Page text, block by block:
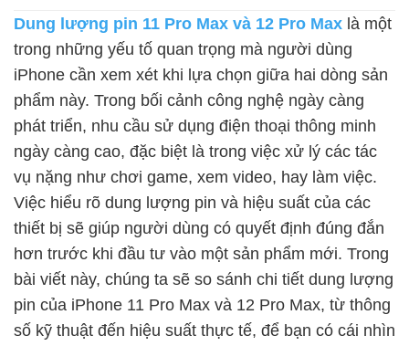
Màn hình Xiaomi Màn hình Vivo
Màn hình Vsmart Màn hình Google Pixel
Thay pin
Pin iPhone Pin Samsumg Pin Oppo Pin Xiaomi
Pin Realme
Thay vỏ
Vỏ iPhone Vỏ Samsung Vỏ Xiaomi Vỏ Oppo
Vỏ Huawei Vỏ Vivo
Dung lượng pin 11 Pro Max và 12 Pro Max là một
trong những yếu tố quan trọng mà người dùng
iPhone cần xem xét khi lựa chọn giữa hai dòng sản
phẩm này. Trong bối cảnh công nghệ ngày càng
phát triển, nhu cầu sử dụng điện thoại thông minh
ngày càng cao, đặc biệt là trong việc xử lý các tác
vụ nặng như chơi game, xem video, hay làm việc.
Việc hiểu rõ dung lượng pin và hiệu suất của các
thiết bị sẽ giúp người dùng có quyết định đúng đắn
hơn trước khi đầu tư vào một sản phẩm mới. Trong
bài viết này, chúng ta sẽ so sánh chi tiết dung lượng
pin của iPhone 11 Pro Max và 12 Pro Max, từ thông
số kỹ thuật đến hiệu suất thực tế, để bạn có cái nhìn